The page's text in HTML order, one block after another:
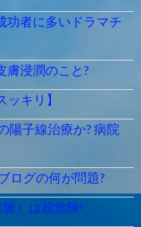
功者に多いドラマチ
膚浸潤のこと?
キリ】
陽子線治療か? 病院
ログの何が問題?
）は超危険!